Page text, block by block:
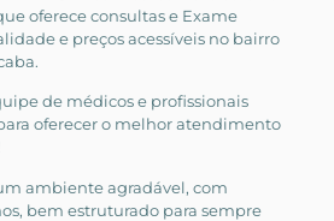
oferece consultas e Exame
e preços acessíveis no bairro
.
de médicos e profissionais
oferecer o melhor atendimento
ambiente agradável, com
bem estruturado para sempre